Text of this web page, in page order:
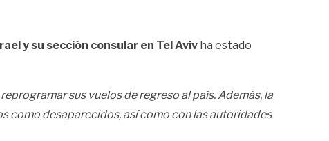
y su sección consular en Tel Aviv ha estado
sus vuelos de regreso al país. Además, la
como desaparecidos, así como con las autoridades